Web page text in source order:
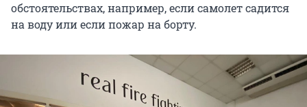
обстоятельствах, например, если самолет садится
на воду или если пожар на борту.